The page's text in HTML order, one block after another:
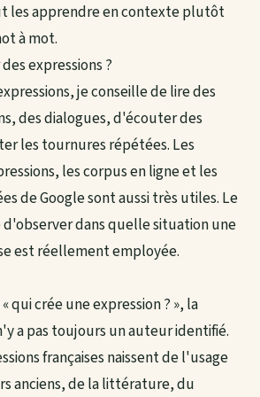
les apprendre en contexte plutôt
à mot.
expressions ?
je conseille de lire des
des dialogues, d'écouter des
les tournures répétées. Les
les corpus en ligne et les
de Google sont aussi très utiles. Le
dans quelle situation une
est réellement employée.
qui crée une expression ? », la
a pas toujours un auteur identifié.
françaises naissent de l'usage
anciens, de la littérature, du